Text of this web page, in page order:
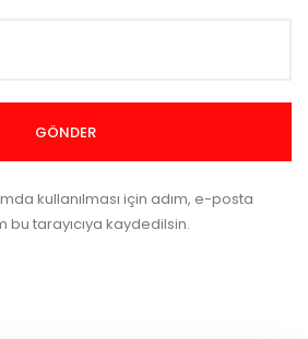
GÖNDER
kullanılması için adım, e-posta
tarayıcıya kaydedilsin.